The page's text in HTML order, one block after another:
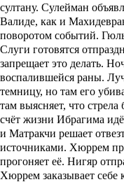
султану. Сулейман
Валиде, как и
поворотом событий.
Слуги готовятся
запрещает это делать.
воспалившейся раны.
темницу, но там его
там выясняет, что
счёт жизни Ибрагима
и Матракчи решает
источниками. Хюррем
прогоняет её. Нигяр
Хюррем заказывает